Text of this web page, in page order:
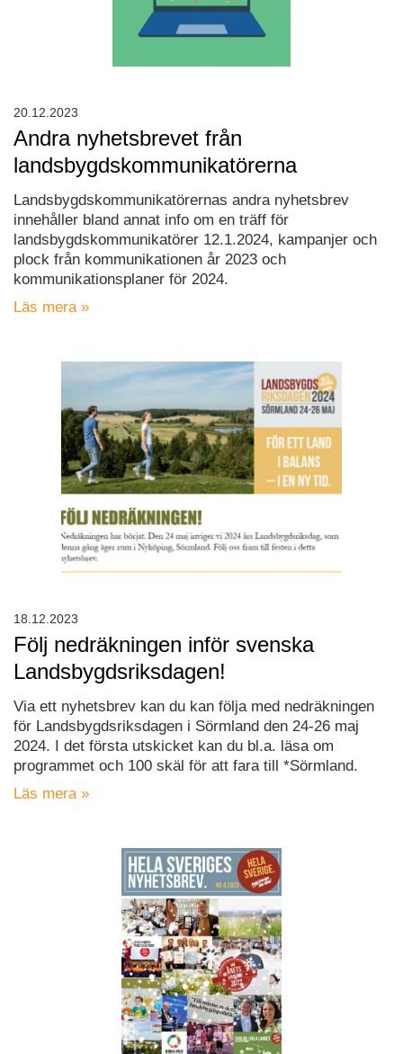
Andra nyhetsbrevet från
landsbygdskommunikatörerna
Landsbygdskommunikatörernas andra nyhetsbrev
innehåller bland annat info om en träff för
landsbygdskommunikatörer 12.1.2024, kampanjer och
plock från kommunikationen år 2023 och
kommunikationsplaner för 2024.
Läs mera »
20.12.2023
Följ nedräkningen inför svenska
Landsbygdsriksdagen!
Via ett nyhetsbrev kan du kan följa med nedräkningen
för Landsbygdsriksdagen i Sörmland den 24-26 maj
2024. I det första utskicket kan du bl.a. läsa om
programmet och 100 skäl för att fara till *Sörmland.
Läs mera »
18.12.2023